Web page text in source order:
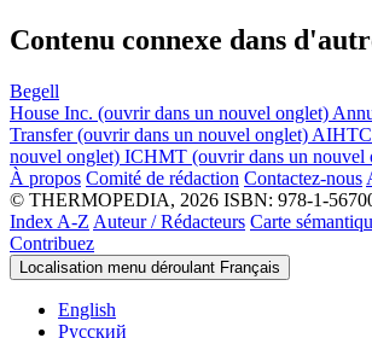
Contenu connexe dans
Begell
House Inc. (ouvrir dans un nouvel onglet)
Transfer (ouvrir dans un nouvel onglet) AIHTC
nouvel onglet) ICHMT (ouvrir dans un nouvel
À propos Comité de rédaction Contactez-nous
© THERMOPEDIA, 2026 ISBN: 978-1-
Index A-Z Auteur / Rédacteurs Carte
Contribuez
Localisation menu déroulant Français
English
Русский